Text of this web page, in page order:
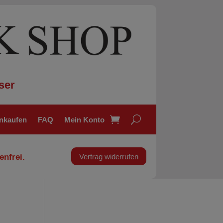
FAQ Mein Konto
Vertrag widerrufen